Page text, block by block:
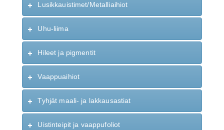
Lusikkauistimet/Metalliaihiot
Uhu-liima
Hileet ja pigmentit
Vaappuaihiot
Tyhjät maali- ja lakkausastiat
Uistinteipit ja vaappufoliot